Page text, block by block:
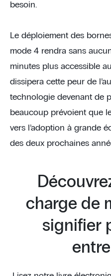
besoin.
Le déploiement des
mode 4 rendra sans
minutes plus accessible
dissipera cette peur de
technologie devenant de
beaucoup prévoient que
vers l’adoption à grande
des deux prochaines
charge de
signifier